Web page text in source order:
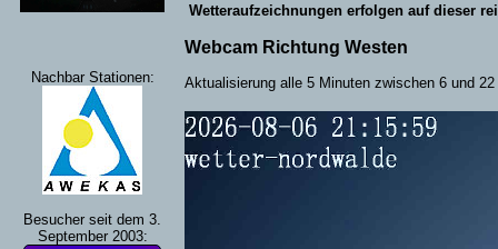
Wetteraufzeichnungen erfolgen auf dieser
Nachbar Stationen:
Besucher seit dem 3.
September 2003:
Webcam Richtung Westen
Aktualisierung alle 5 Minuten zwischen 6 und 22